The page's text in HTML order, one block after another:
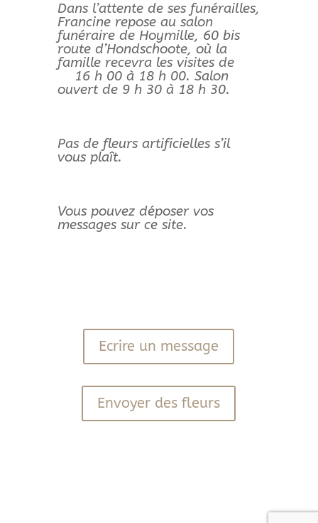
Dans l’attente de ses funérailles,
Francine repose au salon
funéraire de Hoymille, 60 bis
route d’Hondschoote, où la
famille recevra les visites de
16 h 00 à 18 h 00. Salon
ouvert de 9 h 30 à 18 h 30.
Pas de fleurs artificielles s’il
vous plaît.
Vous pouvez déposer vos
messages sur ce site.
Ecrire un message
Envoyer des fleurs